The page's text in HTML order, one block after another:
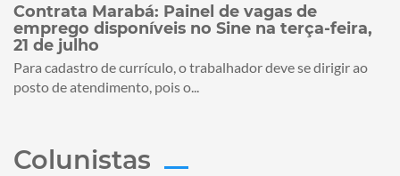
Contrata Marabá: Painel de vagas de
emprego disponíveis no Sine na terça-feira,
21 de julho
Para cadastro de currículo, o trabalhador deve se dirigir ao
posto de atendimento, pois o...
Colunistas